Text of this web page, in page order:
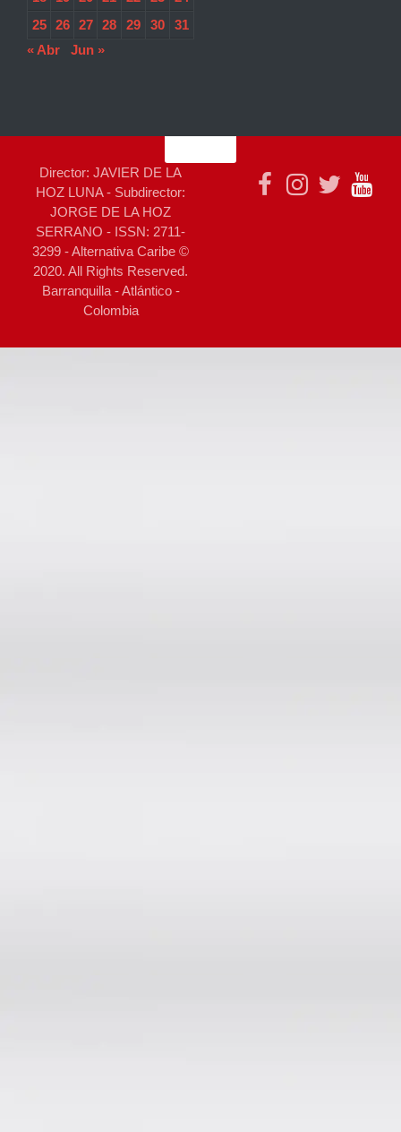
25
26 27 28 29 30
31
« Abr
Jun »
Director: JAVIER DE LA
HOZ LUNA - Subdirector:
JORGE DE LA HOZ
SERRANO - ISSN: 2711-
3299 - Alternativa Caribe ©
2020. All Rights Reserved.
Barranquilla - Atlántico -
Colombia